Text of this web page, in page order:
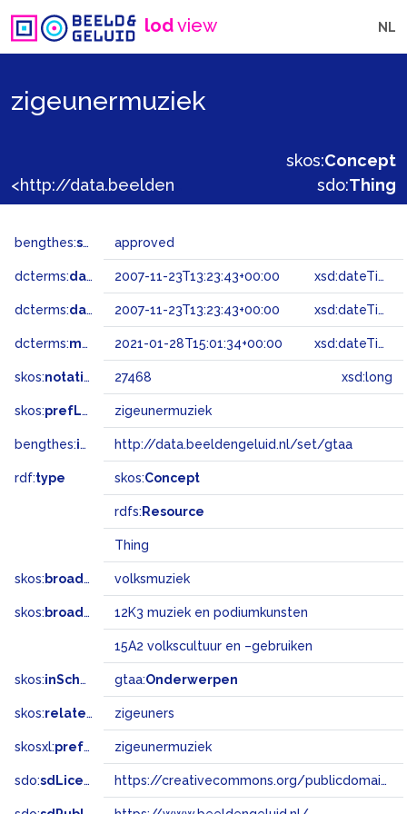
lodview NL
zigeunermuziek
skos:Concept
sdo:Thing
bengthes:status approved
dcterms:dateAccepted 2007-11-23T13:23:43+00:00 xsd:dateTime
dcterms:dateSubmitted 2007-11-23T13:23:43+00:00 xsd:dateTime
dcterms:modified 2021-01-28T15:01:34+00:00 xsd:dateTime
skos:notation 27468 xsd:long
skos:prefLabel zigeunermuziek
bengthes:inSet http://data.beeldengeluid.nl/set/gtaa
rdf:type skos:Concept
rdfs: Resource
Thing
skos: broader volksmuziek
skos: broadMatch 12K3 muziek en podiumkunsten
15A2 volkscultuur en –gebruiken
skos:inScheme gtaa:Onderwerpen
skos:related zigeuners
skosxl:prefLabel zigeunermuziek
sdo:sdLicense https://creativecommons.org/publicdomain/zero/1.0/